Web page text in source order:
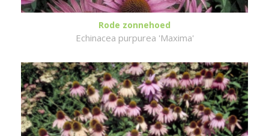
Rode zonnehoed
Echinacea purpurea 'Maxima'